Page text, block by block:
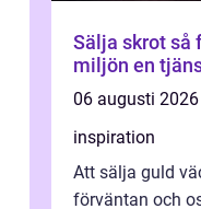
Sälja skrot så får du bäst betalt och gör
miljön en
06 augusti 2026
inspiration
Att sälja guld
förväntan och